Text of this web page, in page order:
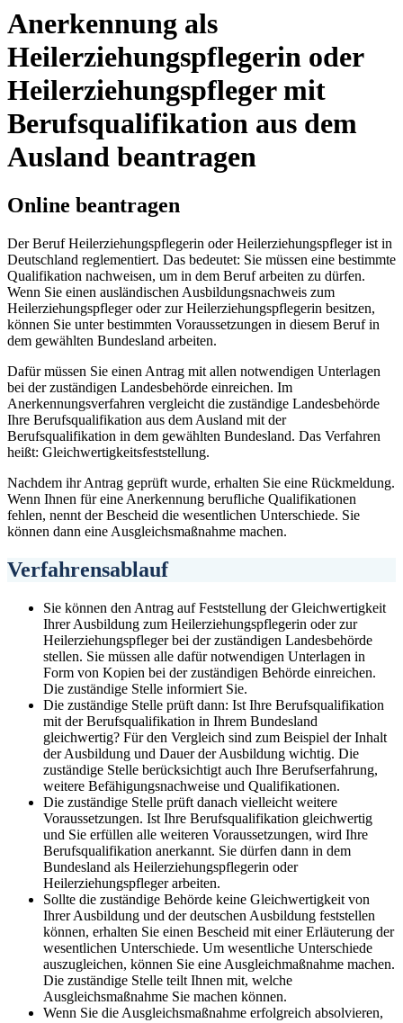
Anerkennung als
Heilerziehungspflegerin oder
Heilerziehungspfleger mit
Berufsqualifikation aus dem
Ausland beantragen
Online beantragen
Der Beruf Heilerziehungspflegerin oder Heilerziehungspfleger ist in
Deutschland reglementiert. Das bedeutet: Sie müssen eine bestimmte
Qualifikation nachweisen, um in dem Beruf arbeiten zu dürfen.
Wenn Sie einen ausländischen Ausbildungsnachweis zum
Heilerziehungspfleger oder zur Heilerziehungspflegerin besitzen,
können Sie unter bestimmten Voraussetzungen in diesem Beruf in
dem gewählten Bundesland arbeiten.
Dafür müssen Sie einen Antrag mit allen notwendigen Unterlagen
bei der zuständigen Landesbehörde einreichen. Im
Anerkennungsverfahren vergleicht die zuständige Landesbehörde
Ihre Berufsqualifikation aus dem Ausland mit der
Berufsqualifikation in dem gewählten Bundesland. Das Verfahren
heißt: Gleichwertigkeitsfeststellung.
Nachdem ihr Antrag geprüft wurde, erhalten Sie eine Rückmeldung.
Wenn Ihnen für eine Anerkennung berufliche Qualifikationen
fehlen, nennt der Bescheid die wesentlichen Unterschiede. Sie
können dann eine Ausgleichsmaßnahme machen.
Verfahrensablauf
Sie können den Antrag auf Feststellung der Gleichwertigkeit
Ihrer Ausbildung zum Heilerziehungspflegerin oder zur
Heilerziehungspfleger bei der zuständigen Landesbehörde
stellen. Sie müssen alle dafür notwendigen Unterlagen in
Form von Kopien bei der zuständigen Behörde einreichen.
Die zuständige Stelle informiert Sie.
Die zuständige Stelle prüft dann: Ist Ihre Berufsqualifikation
mit der Berufsqualifikation in Ihrem Bundesland
gleichwertig? Für den Vergleich sind zum Beispiel der Inhalt
der Ausbildung und Dauer der Ausbildung wichtig. Die
zuständige Stelle berücksichtigt auch Ihre Berufserfahrung,
weitere Befähigungsnachweise und Qualifikationen.
Die zuständige Stelle prüft danach vielleicht weitere
Voraussetzungen. Ist Ihre Berufsqualifikation gleichwertig
und Sie erfüllen alle weiteren Voraussetzungen, wird Ihre
Berufsqualifikation anerkannt. Sie dürfen dann in dem
Bundesland als Heilerziehungspflegerin oder
Heilerziehungspfleger arbeiten.
Sollte die zuständige Behörde keine Gleichwertigkeit von
Ihrer Ausbildung und der deutschen Ausbildung feststellen
können, erhalten Sie einen Bescheid mit einer Erläuterung der
wesentlichen Unterschiede. Um wesentliche Unterschiede
auszugleichen, können Sie eine Ausgleichmaßnahme machen.
Die zuständige Stelle teilt Ihnen mit, welche
Ausgleichsmaßnahme Sie machen können.
Wenn Sie die Ausgleichsmaßnahme erfolgreich absolvieren,